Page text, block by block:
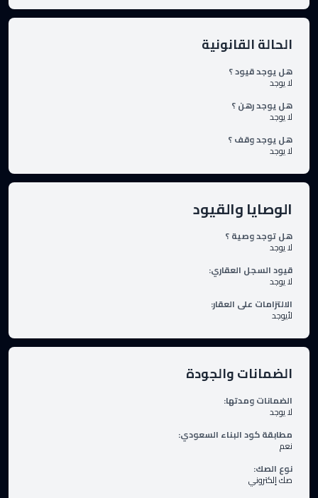
الحالة القانونية
هل يوجد قيود ؟
لا يوجد
هل يوجد رهن ؟
لا يوجد
هل يوجد وقف ؟
لا يوجد
الوصايا والقيود
هل توجد وصية ؟
لا يوجد
قيود السجل العقاري:
لا يوجد
الالتزامات على العقار:
لأيوجد
الضمانات والجودة
الضمانات ومدتها:
لا يوجد
مطابقة كود البناء السعودي:
نعم
نوع الصك:
صك إلكتروني